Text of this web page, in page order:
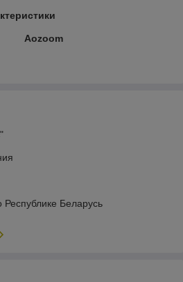
Aozoom
Республике Беларусь